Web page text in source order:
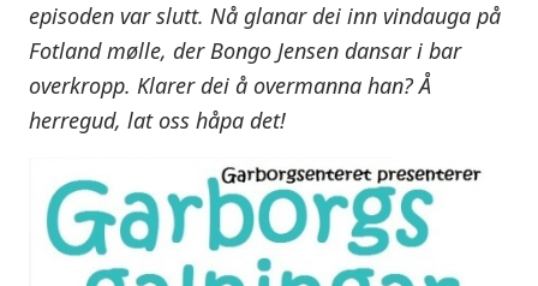
episoden var slutt. Nå glanar dei inn vindauga på
Fotland mølle, der Bongo Jensen dansar i bar
overkropp. Klarer dei å overmanna han? Å
herregud, lat oss håpa det!